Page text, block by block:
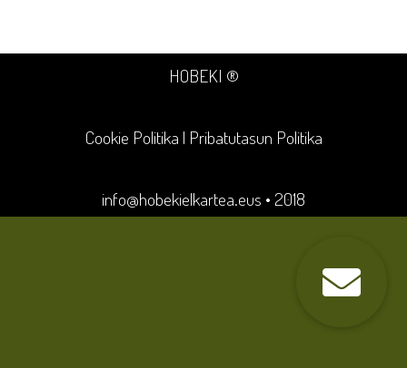
HOBEKI ®
Cookie Politika | Pribatutasun Politika
info@hobekielkartea.eus • 2018